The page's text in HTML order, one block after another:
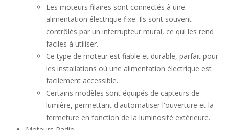
Les moteurs filaires sont connectés à une
alimentation électrique fixe. Ils sont souvent
contrôlés par un interrupteur mural, ce qui les rend
faciles à utiliser.
Ce type de moteur est fiable et durable, parfait pour
les installations où une alimentation électrique est
facilement accessible.
Certains modèles sont équipés de capteurs de
lumière, permettant d'automatiser l'ouverture et la
fermeture en fonction de la luminosité extérieure.